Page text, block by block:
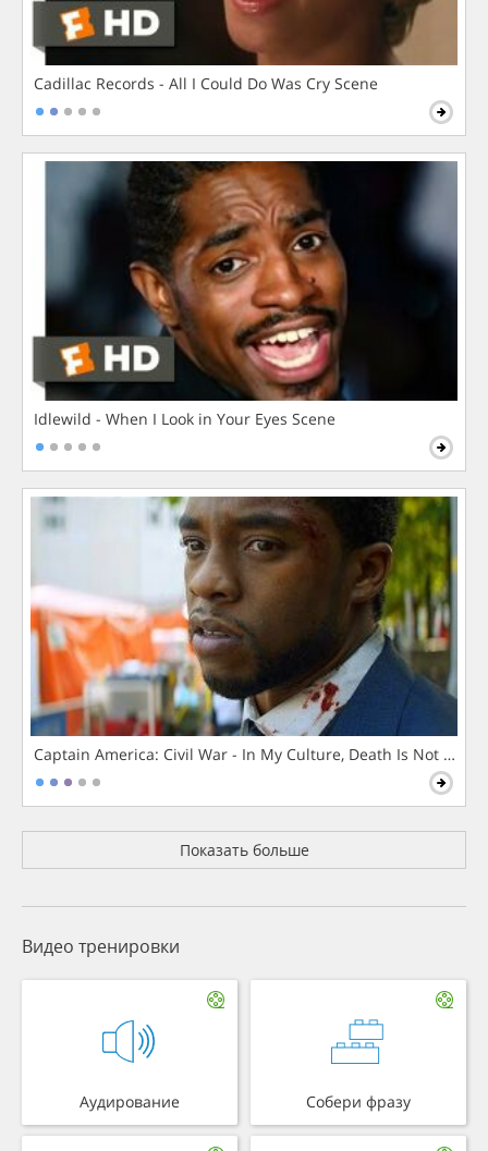
Cadillac Records - All I Could Do Was Cry Scene
Idlewild - When I Look in Your Eyes Scene
Captain America: Civil War - In My Culture, Death Is Not The
Показать больше
Видео тренировки
Аудирование Собери фразу